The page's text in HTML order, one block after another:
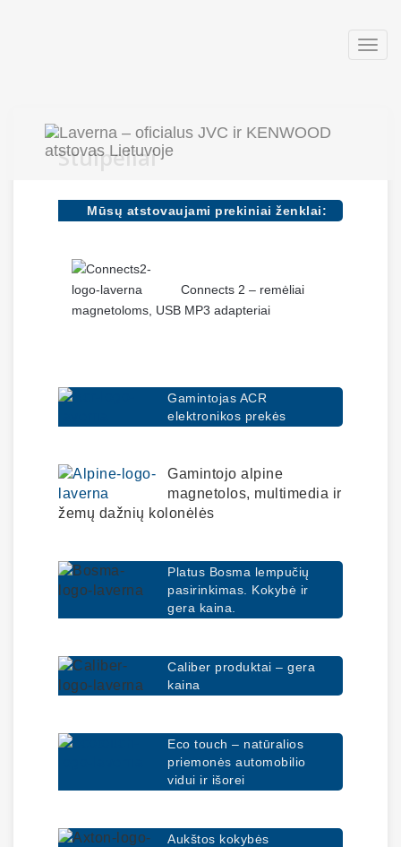
Stulpeliai
Mūsų atstovaujami prekiniai ženklai:
Connects 2 – remėliai
magnetoloms, USB MP3 adapteriai
Gamintojas ACR
elektronikos prekės
Gamintojo alpine
magnetolos, multimedia ir
žemų dažnių kolonėlės
Platus Bosma lempučių
pasirinkimas. Kokybė ir
gera kaina.
Caliber produktai – gera
kaina
Eco touch – natūralios
priemonės automobilio
vidui ir išorei
Aukštos kokybės